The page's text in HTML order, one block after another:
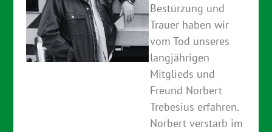
Bestürzung und
Trauer haben wir
vom Tod unseres
langjährigen
Mitglieds und
Freund Norbert
Trebesius erfahren.
Norbert verstarb im